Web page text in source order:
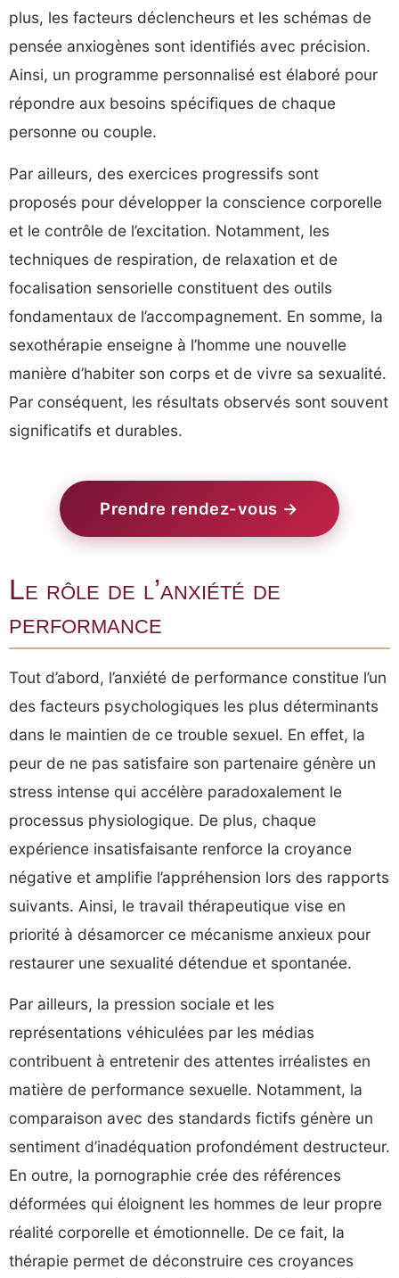
plus, les facteurs déclencheurs et les schémas de
pensée anxiogènes sont identifiés avec précision.
Ainsi, un programme personnalisé est élaboré pour
répondre aux besoins spécifiques de chaque
personne ou couple.
Par ailleurs, des exercices progressifs sont
proposés pour développer la conscience corporelle
et le contrôle de l’excitation. Notamment, les
techniques de respiration, de relaxation et de
focalisation sensorielle constituent des outils
fondamentaux de l’accompagnement. En somme, la
sexothérapie enseigne à l’homme une nouvelle
manière d’habiter son corps et de vivre sa sexualité.
Par conséquent, les résultats observés sont souvent
significatifs et durables.
Prendre rendez-vous →
Le rôle de l’anxiété de
performance
Tout d’abord, l’anxiété de performance constitue l’un
des facteurs psychologiques les plus déterminants
dans le maintien de ce trouble sexuel. En effet, la
peur de ne pas satisfaire son partenaire génère un
stress intense qui accélère paradoxalement le
processus physiologique. De plus, chaque
expérience insatisfaisante renforce la croyance
négative et amplifie l’appréhension lors des rapports
suivants. Ainsi, le travail thérapeutique vise en
priorité à désamorcer ce mécanisme anxieux pour
restaurer une sexualité détendue et spontanée.
Par ailleurs, la pression sociale et les
représentations véhiculées par les médias
contribuent à entretenir des attentes irréalistes en
matière de performance sexuelle. Notamment, la
comparaison avec des standards fictifs génère un
sentiment d’inadéquation profondément destructeur.
En outre, la pornographie crée des références
déformées qui éloignent les hommes de leur propre
réalité corporelle et émotionnelle. De ce fait, la
thérapie permet de déconstruire ces croyances